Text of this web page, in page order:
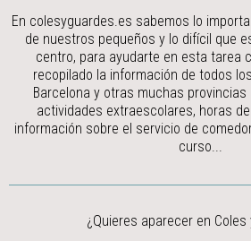
En colesyguardes.es sabemos lo
de nuestros pequeños y lo difícil que
centro, para ayudarte en esta tarea
recopilado la información de todos
Barcelona y otras muchas provincias
actividades extraescolares, horas
información sobre el servicio de
curso...
¿Quieres aparecer en Coles